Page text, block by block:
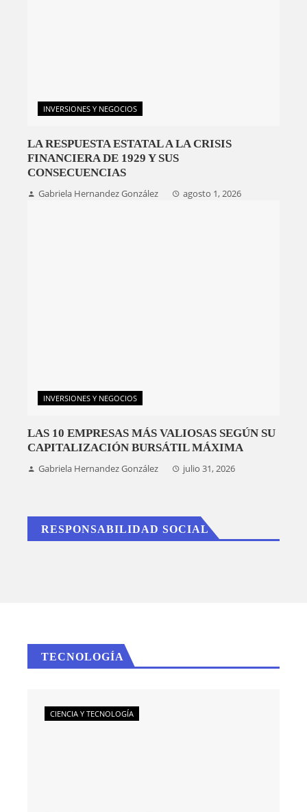
INVERSIONES Y NEGOCIOS
LA RESPUESTA ESTATAL A LA CRISIS
FINANCIERA DE 1929 Y SUS
CONSECUENCIAS
Gabriela Hernandez González agosto 1, 2026
INVERSIONES Y NEGOCIOS
LAS 10 EMPRESAS MÁS VALIOSAS SEGÚN SU
CAPITALIZACIÓN BURSÁTIL MÁXIMA
Gabriela Hernandez González julio 31, 2026
RESPONSABILIDAD SOCIAL
TECNOLOGÍA
CIENCIA Y TECNOLOGÍA